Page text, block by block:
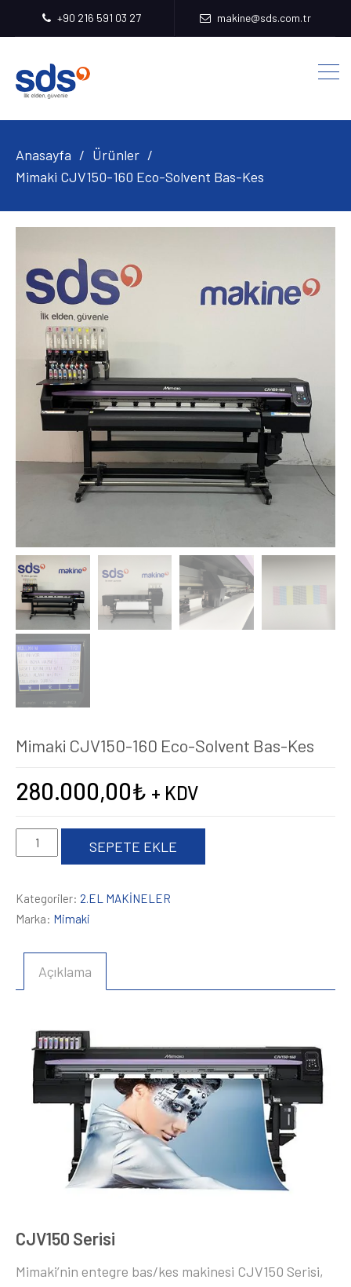
+90 216 591 03 27 makine@sds.com.tr
Anasayfa
Ürünler
Mimaki CJV150-160 Eco-Solvent Bas-Kes
Mimaki CJV150-160 Eco-Solvent Bas-Kes
280.000,00₺ + KDV
Mimaki
CJV150-
Eco-
Solvent
SEPETE EKLE
Kategoriler: 2.EL MAKİNELER
Marka: Mimaki
Açıklama
CJV150 Serisi
Mimaki’nin entegre bas/kes makinesi CJV150 Serisi,